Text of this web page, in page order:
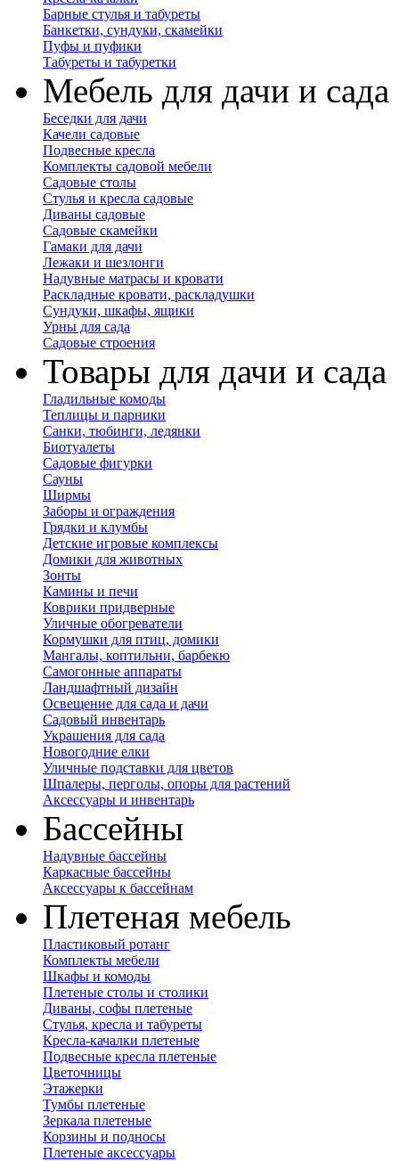
Барные стулья и табуреты
Банкетки, сундуки, скамейки
Пуфы и пуфики
Табуреты и табуретки
Мебель для дачи и сада
Беседки для дачи
Качели садовые
Подвесные кресла
Комплекты садовой мебели
Садовые столы
Стулья и кресла садовые
Диваны садовые
Садовые скамейки
Гамаки для дачи
Лежаки и шезлонги
Надувные матрасы и кровати
Раскладные кровати, раскладушки
Сундуки, шкафы, ящики
Урны для сада
Садовые строения
Товары для дачи и сада
Гладильные комоды
Теплицы и парники
Санки, тюбинги, ледянки
Биотуалеты
Садовые фигурки
Сауны
Ширмы
Заборы и ограждения
Грядки и клумбы
Детские игровые комплексы
Домики для животных
Зонты
Камины и печи
Коврики придверные
Уличные обогреватели
Кормушки для птиц, домики
Мангалы, коптильни, барбекю
Самогонные аппараты
Ландшафтный дизайн
Освещение для сада и дачи
Садовый инвентарь
Украшения для сада
Новогодние елки
Уличные подставки для цветов
Шпалеры, перголы, опоры для растений
Аксессуары и инвентарь
Бассейны
Надувные бассейны
Каркасные бассейны
Аксессуары к бассейнам
Плетеная мебель
Пластиковый ротанг
Комплекты мебели
Шкафы и комоды
Плетеные столы и столики
Диваны, софы плетеные
Стулья, кресла и табуреты
Кресла-качалки плетеные
Подвесные кресла плетеные
Цветочницы
Этажерки
Тумбы плетеные
Зеркала плетеные
Корзины и подносы
Плетеные аксессуары